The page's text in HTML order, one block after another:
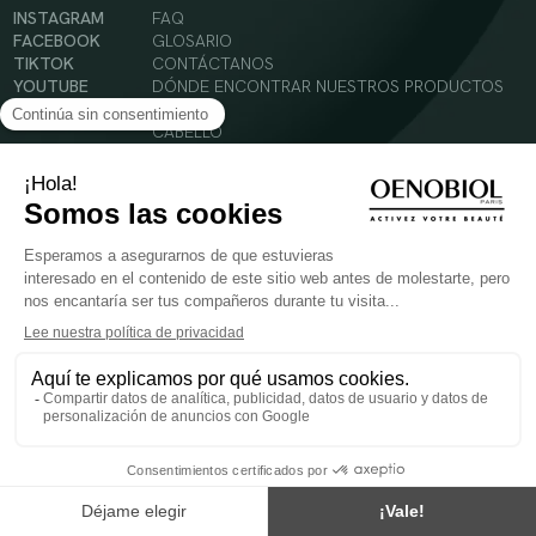
INSTAGRAM
FACEBOOK
TIKTOK
YOUTUBE
FAQ
GLOSARIO
CONTÁCTANOS
DÓNDE ENCONTRAR NUESTROS PRODUCTOS
SOLAR
CABELLO
© 2024 Oenobiol Paris
Condiciones Generales de Uso
Política de Privacidad
Menciones legales
PARA VUESTRA SALUD COMER AL MENOS 5 PIEZAS DE FRUTA Y LEGUMBRES AL DIA.
sano y no ser utilizados como sustitutos de un cuadro de vida sano y equilibrado. Solo
para adultos. Consulta atentamente el etiquetado de los productos antes de su uso.